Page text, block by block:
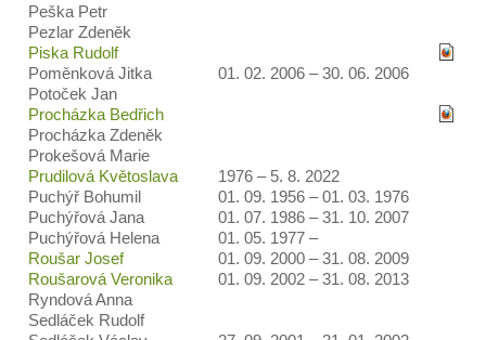
Peška Petr
Pezlar Zdeněk
Piska Rudolf
Poměnková Jitka
01. 02. 2006 – 30. 06. 2006
Potoček Jan
Procházka Bedřich
Procházka Zdeněk
Prokešová Marie
Prudilová Květoslava
1976 – 5. 8. 2022
Puchýř Bohumil
01. 09. 1956 – 01. 03. 1976
Puchýřová Jana
01. 07. 1986 – 31. 10. 2007
Puchýřová Helena
01. 05. 1977 –
Roušar Josef
01. 09. 2000 – 31. 08. 2009
Roušarová Veronika
01. 09. 2002 – 31. 08. 2013
Ryndová Anna
Sedláček Rudolf